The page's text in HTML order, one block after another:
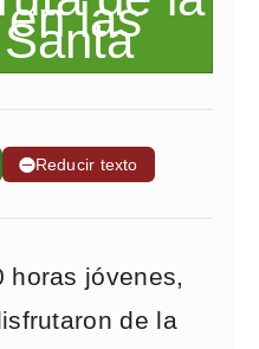
➖Reducir texto
horas jóvenes,
de la